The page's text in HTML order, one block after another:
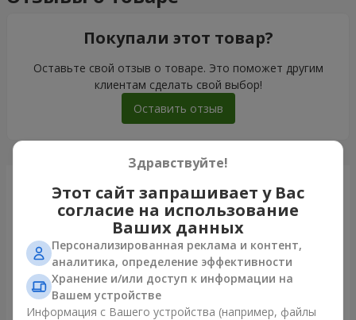
Покупали этот товар?
Оставьте свой отзыв о товаре. Это поможет другим
клиентам сделать свой выбор!
Оставить отзыв
Только что доставили
Здравствуйте!
Этот сайт запрашивает у Вас
согласие на использование
Ваших данных
Персонализированная реклама и контент,
аналитика, определение эффективности
Хранение и/или доступ к информации на
Вашем устройстве
Информация с Вашего устройства (например, файлы